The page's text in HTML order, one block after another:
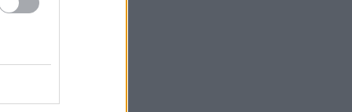
αφεντικό/
επειδή σε